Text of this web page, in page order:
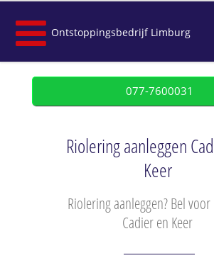
Ontstoppingsbedrijf Limburg
077-7600031
Riolering aanleggen
Keer
Riolering aanleggen? Bel
Cadier en Keer